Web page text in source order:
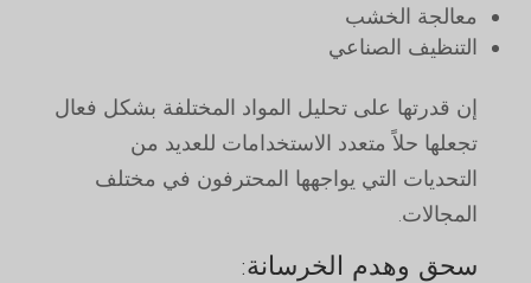
معالجة الخشب
التنظيف الصناعي
إن قدرتها على تحليل المواد المختلفة بشكل فعال
تجعلها حلاً متعدد الاستخدامات للعديد من
التحديات التي يواجهها المحترفون في مختلف
المجالات.
سحق وهدم الخرسانة: